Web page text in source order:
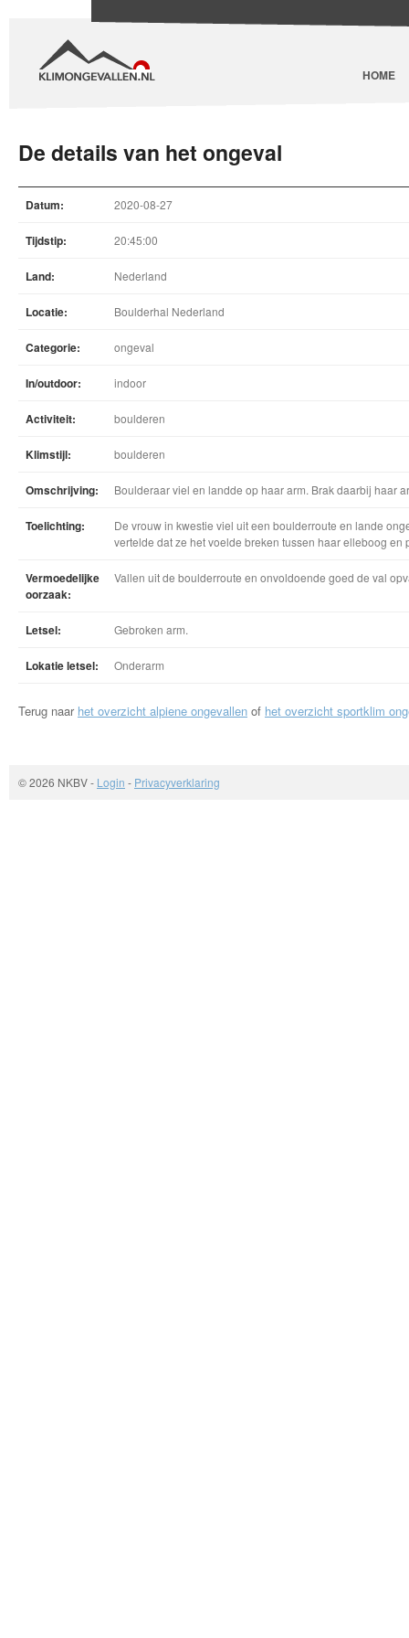
HOME
De details van het ongeval
Datum: 2020-08-27
Tijdstip: 20:45:00
Land: Nederland
Locatie: Boulderhal Nederland
Categorie: ongeval
In/outdoor: indoor
Activiteit: boulderen
Klimstijl: boulderen
Omschrijving: Boulderaar viel en landde op haar arm. Brak daarbij haar
Toelichting:
De vrouw in kwestie viel uit een boulderroute en lande
vertelde dat ze het voelde breken tussen haar elleboog en
Vermoedelijke
oorzaak:
Vallen uit de boulderroute en onvoldoende goed de val
Letsel: Gebroken arm.
Lokatie letsel: Onderarm
Terug naar het overzicht alpiene ongevallen of het overzicht sportklim
© 2026 NKBV- Login - Privacyverklaring